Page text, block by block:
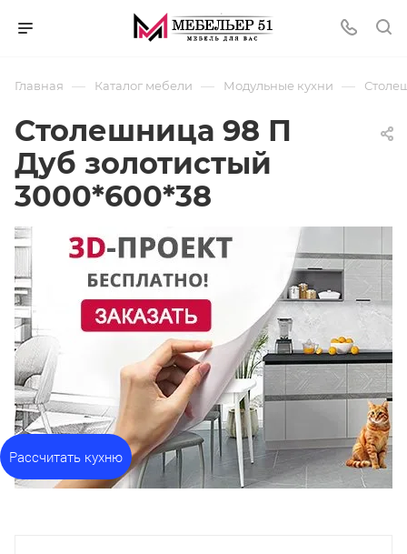
Главная — Каталог мебели — Модульные кухни —
Столешница 98 П
Дуб золотистый
3000*600*38
Рассчитать кухню